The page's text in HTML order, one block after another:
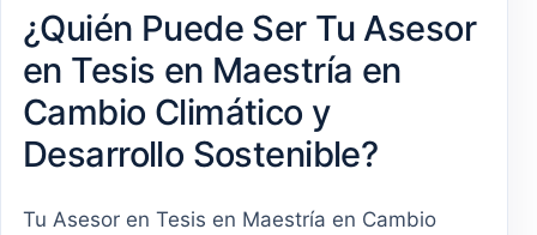
¿Quién Puede Ser Tu Asesor
en Tesis en Maestría en
Cambio Climático y
Desarrollo Sostenible?
Tu Asesor en Tesis en Maestría en Cambio